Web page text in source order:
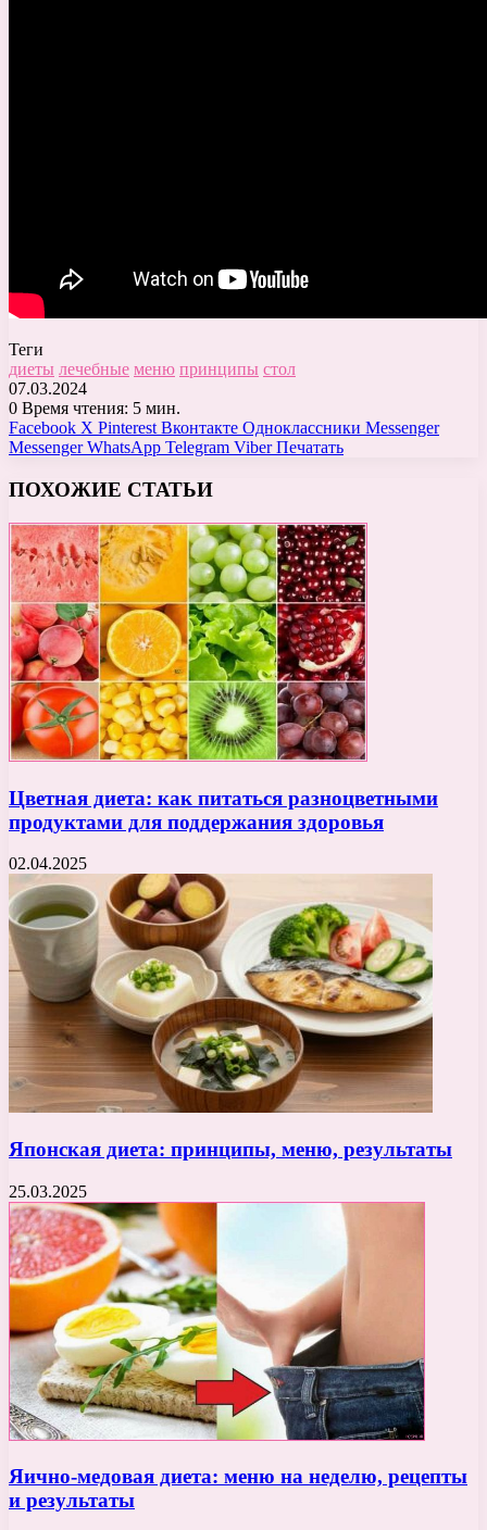
Теги
диеты лечебные меню принципы стол
07.03.2024
0 Время чтения: 5 мин.
Facebook X Pinterest Вконтакте Одноклассники Messenger
Messenger WhatsApp Telegram Viber Печатать
ПОХОЖИЕ СТАТЬИ
Цветная диета: как питаться разноцветными
продуктами для поддержания здоровья
02.04.2025
Японская диета: принципы, меню, результаты
25.03.2025
Яично-медовая диета: меню на неделю, рецепты
и результаты